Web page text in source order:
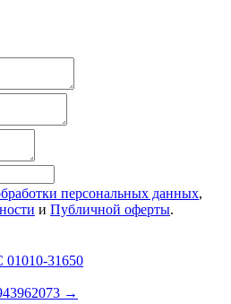
персональных данных,
и Публичной оферты.
31650
→